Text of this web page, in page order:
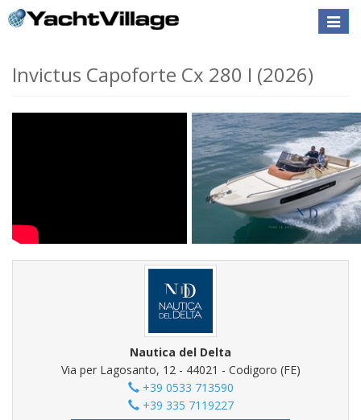
Toggle
Invictus Capoforte Cx 280 I (2026)
Nautica del Delta
Via per Lagosanto, 12 - 44021 - Codigoro (FE)
+39 0533 713590
+39 335 7119227